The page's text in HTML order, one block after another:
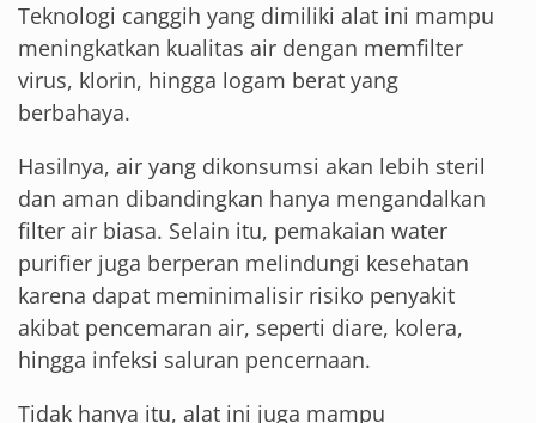
Teknologi canggih yang dimiliki alat ini mampu
meningkatkan kualitas air dengan memfilter
virus, klorin, hingga logam berat yang
berbahaya.
Hasilnya, air yang dikonsumsi akan lebih steril
dan aman dibandingkan hanya mengandalkan
filter air biasa. Selain itu, pemakaian water
purifier juga berperan melindungi kesehatan
karena dapat meminimalisir risiko penyakit
akibat pencemaran air, seperti diare, kolera,
hingga infeksi saluran pencernaan.
Tidak hanya itu, alat ini juga mampu